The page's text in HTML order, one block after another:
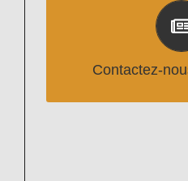
Contactez-
Cliquer ci-dessous
à la